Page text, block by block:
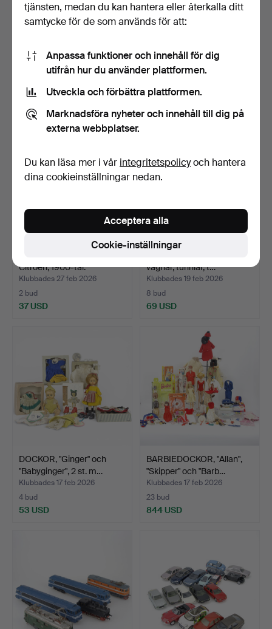
MODELLBILAR, ca 60 st.
bl.a. Matchbox och …
Klubbades 1 apr 2026
2 bud
LEKSAKSBILAR, 13 st,
Klubbades 27 feb 2026
2 bud
Citroën, 1900-tal.
Klubbades 27 feb 2026
2 bud
37 USD
vagnar, tunnlar, t…
Klubbades 19 feb 2026
8 bud
69 USD
DOCKOR, "Ginger" och
"Babyginger", 2 st. m…
Klubbades 17 feb 2026
4 bud
53 USD
BARBIEDOCKOR, "Allan",
"Skipper" och "Barb…
Klubbades 17 feb 2026
23 bud
844 USD
tjänsten, medan du kan hantera eller återkalla ditt
samtycke för de som används för att:
Anpassa funktioner och innehåll för dig
utifrån hur du använder plattformen.
Utveckla och förbättra plattformen.
Marknadsföra nyheter och innehåll till dig på
externa webbplatser.
Du kan läsa mer i vår integritetspolicyoch hantera
dina cookieinställningar nedan.
Cookie-inställningar
Acceptera alla